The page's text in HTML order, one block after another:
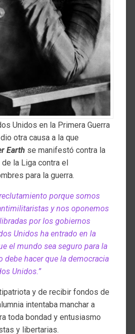
Unidos en la Primera Guerra
otra causa a la que
Earth se manifestó contra la
la Liga contra el
para la guerra.
porque somos
y nos oponemos
por los gobiernos
Unidos ha entrado en la
el mundo sea seguro para la
debe hacer que la democracia
Unidos.”
y de recibir fondos de
intentaba manchar a
toda bondad y entusiasmo
y libertarias.